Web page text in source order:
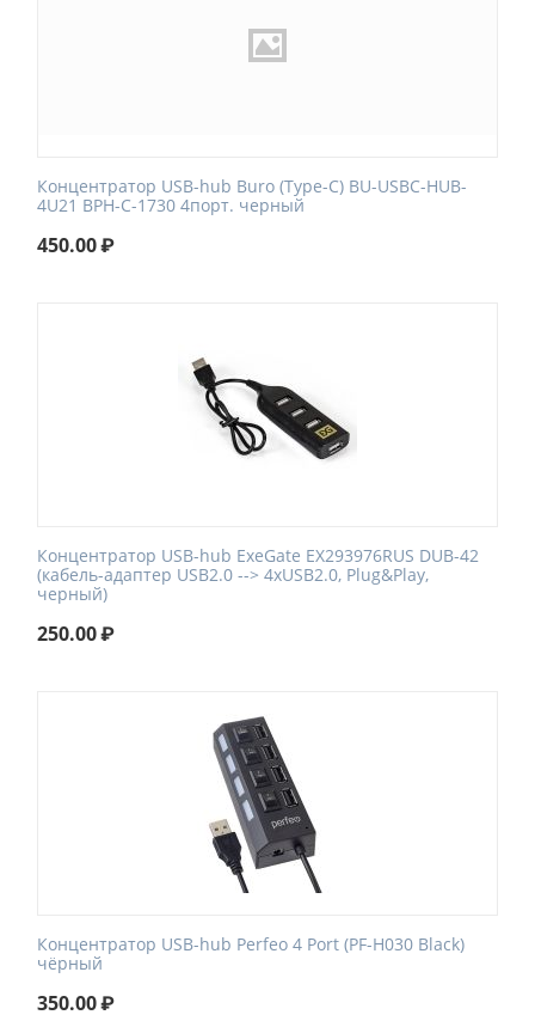
Концентратор USB-hub Buro (Type-C) BU-USBC-HUB-
4U21 BPH-C-1730 4порт. черный
450.00₽
Концентратор USB-hub ExeGate EX293976RUS DUB-42
(кабель-адаптер USB2.0 --> 4xUSB2.0, Plug&Play,
черный)
250.00₽
Концентратор USB-hub Perfeo 4 Port (PF-H030 Black)
чёрный
350.00₽